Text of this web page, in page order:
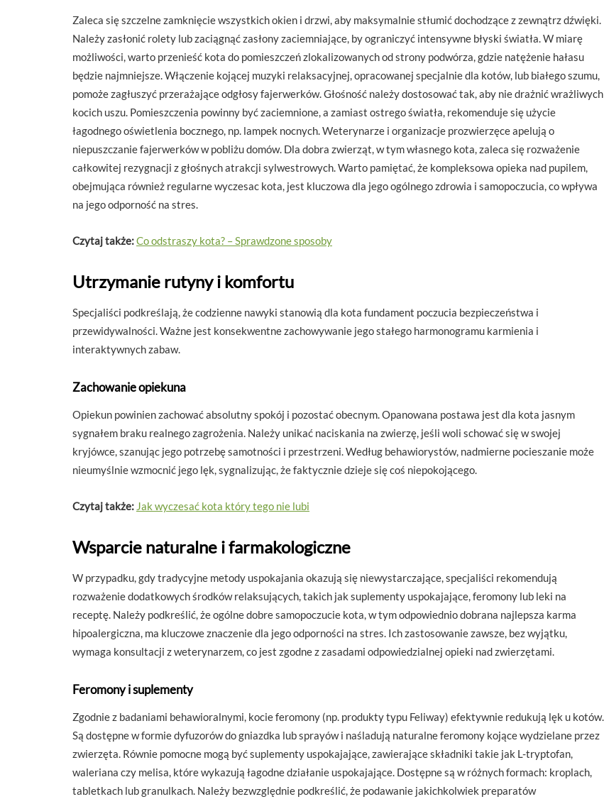
Zaleca się szczelne zamknięcie wszystkich okien i drzwi, aby maksymalnie stłumić dochodzące z zewnątrz dźwięki.
Należy zasłonić rolety lub zaciągnąć zasłony zaciemniające, by ograniczyć intensywne błyski światła. W miarę
możliwości, warto przenieść kota do pomieszczeń zlokalizowanych od strony podwórza, gdzie natężenie hałasu
będzie najmniejsze. Włączenie kojącej muzyki relaksacyjnej, opracowanej specjalnie dla kotów, lub białego szumu,
pomoże zagłuszyć przerażające odgłosy fajerwerków. Głośność należy dostosować tak, aby nie drażnić wrażliwych
kocich uszu. Pomieszczenia powinny być zaciemnione, a zamiast ostrego światła, rekomenduje się użycie
łagodnego oświetlenia bocznego, np. lampek nocnych. Weterynarze i organizacje prozwierzęce apelują o
niepuszczanie fajerwerków w pobliżu domów. Dla dobra zwierząt, w tym własnego kota, zaleca się rozważenie
całkowitej rezygnacji z głośnych atrakcji sylwestrowych. Warto pamiętać, że kompleksowa opieka nad pupilem,
obejmująca również regularne wyczesac kota, jest kluczowa dla jego ogólnego zdrowia i samopoczucia, co wpływa
na jego odporność na stres.
Czytaj także:Co odstraszy kota? – Sprawdzone sposoby
Utrzymanie rutyny i komfortu
Specjaliści podkreślają, że codzienne nawyki stanowią dla kota fundament poczucia bezpieczeństwa i
przewidywalności. Ważne jest konsekwentne zachowywanie jego stałego harmonogramu karmienia i
interaktywnych zabaw.
Zachowanie opiekuna
Opiekun powinien zachować absolutny spokój i pozostać obecnym. Opanowana postawa jest dla kota jasnym
sygnałem braku realnego zagrożenia. Należy unikać naciskania na zwierzę, jeśli woli schować się w swojej
kryjówce, szanując jego potrzebę samotności i przestrzeni. Według behawiorystów, nadmierne pocieszanie może
nieumyślnie wzmocnić jego lęk, sygnalizując, że faktycznie dzieje się coś niepokojącego.
Czytaj także: Jak wyczesać kota który tego nie lubi
Wsparcie naturalne i farmakologiczne
W przypadku, gdy tradycyjne metody uspokajania okazują się niewystarczające, specjaliści rekomendują
rozważenie dodatkowych środków relaksujących, takich jak suplementy uspokajające, feromony lub leki na
receptę. Należy podkreślić, że ogólne dobre samopoczucie kota, w tym odpowiednio dobrana najlepsza karma
hipoalergiczna, ma kluczowe znaczenie dla jego odporności na stres. Ich zastosowanie zawsze, bez wyjątku,
wymaga konsultacji z weterynarzem, co jest zgodne z zasadami odpowiedzialnej opieki nad zwierzętami.
Feromony i suplementy
Zgodnie z badaniami behawioralnymi, kocie feromony (np. produkty typu Feliway) efektywnie redukują lęk u kotów.
Są dostępne w formie dyfuzorów do gniazdka lub sprayów i naśladują naturalne feromony kojące wydzielane przez
zwierzęta. Równie pomocne mogą być suplementy uspokajające, zawierające składniki takie jak L-tryptofan,
waleriana czy melisa, które wykazują łagodne działanie uspokajające. Dostępne są w różnych formach: kroplach,
tabletkach lub granulkach. Należy bezwzględnie podkreślić, że podawanie jakichkolwiek preparatów